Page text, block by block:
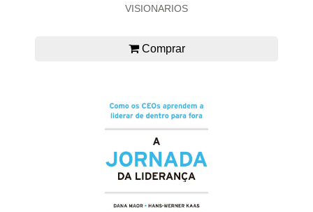
VISIONARIOS
Comprar